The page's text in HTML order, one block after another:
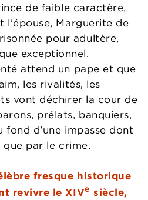
de faible caractère,
l'épouse, Marguerite de
pour adultère,
exceptionnel.
attend un pape et que
les rivalités, les
vont déchirer la cour de
prélats, banquiers,
fond d'une impasse dont
par le crime.
fresque historique
revivre le XIVe siècle,